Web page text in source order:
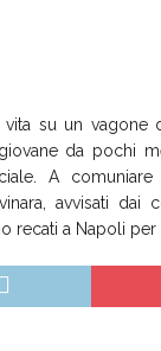
su un vagone
da pochi
A
avvisati
recati a Napoli